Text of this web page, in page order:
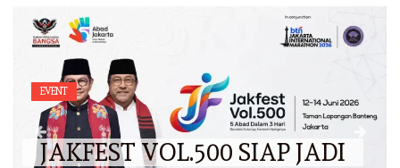
EVENT
JAKFEST VOL.500 SIAP JADI